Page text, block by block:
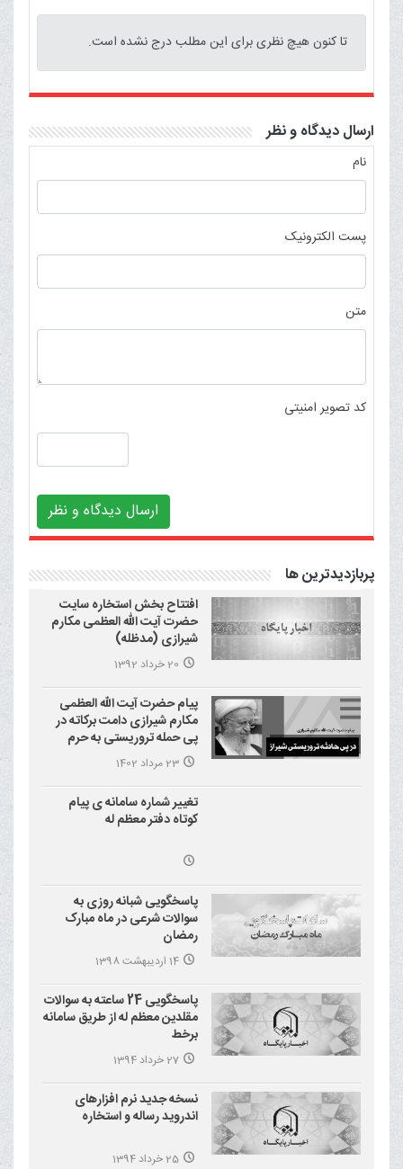
تا کنون هیچ نظری برای این مطلب درج نشده است.
ارسال دیدگاه و نظر
نام
پست الکترونیک
متن
کد تصویر امنیتی
ارسال دیدگاه و نظر
پربازدیدترین ها
افتتاح بخش استخاره سایت
حضرت آیت الله العظمی مکارم
شیرازی (مدظله)
20 خرداد 1392
پیام حضرت آیت الله العظمی
مکارم شیرازی دامت برکاته در
پی حمله تروریستی به حرم
احمد بن موسی علیه السلام
(شاهچراغ)
23 مرداد 1402
تغییر شماره سامانه ی پیام
کوتاه دفتر معظم له
پاسخگویی شبانه روزی به
سوالات شرعی در ماه مبارک
رمضان
14 اردیبهشت 1398
پاسخگویی 24 ساعته به سوالات
مقلدین معظم له از طریق سامانه
برخط
27 خرداد 1394
نسخه جدید نرم افزارهای
اندروید رساله و استخاره
25 خرداد 1394